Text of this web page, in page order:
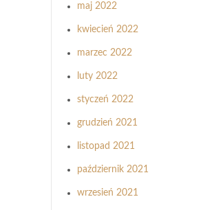
maj 2022
kwiecień 2022
marzec 2022
luty 2022
styczeń 2022
grudzień 2021
listopad 2021
październik 2021
wrzesień 2021